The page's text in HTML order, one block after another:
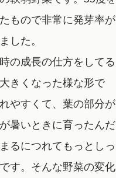
もので非常に発芽率が
した。
の成長の仕方をしてる
きくなった様な形で
やすくて、葉の部分が
暑いときに育ったんだ
るにつれてもっとしっ
す。そんな野菜の変化